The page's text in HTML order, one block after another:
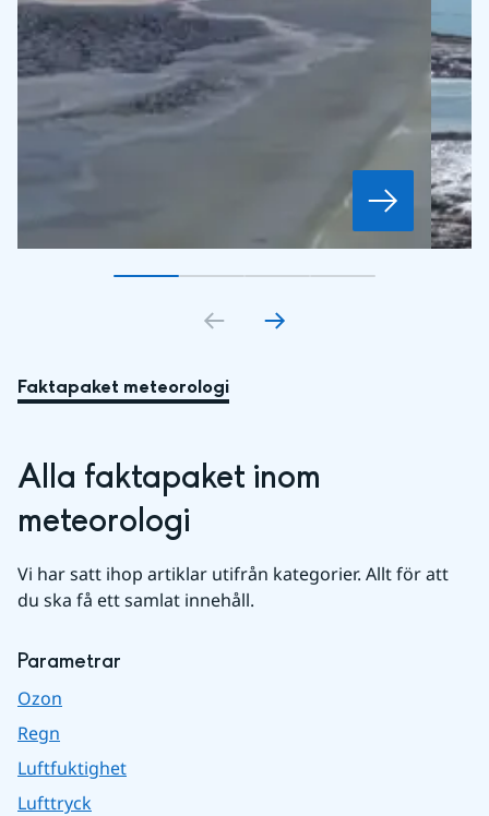
Gå till bildkort1
Gå till bildkort2
Gå till bildkort3
Gå till bildkort
Faktapaket meteorologi
Alla faktapaket inom
meteorologi
Vi har satt ihop artiklar utifrån kategorier. Allt för att
du ska få ett samlat innehåll.
Parametrar
Ozon
Regn
Luftfuktighet
Lufttryck